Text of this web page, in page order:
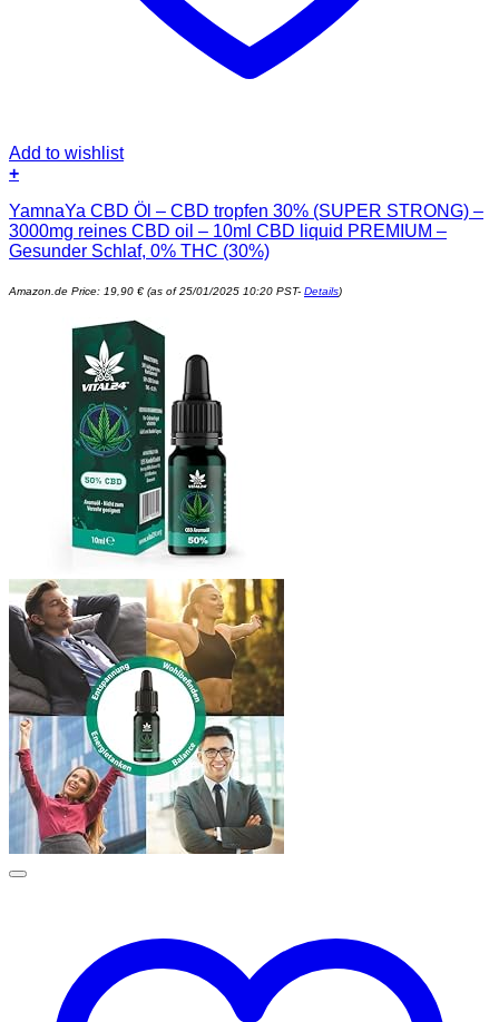
Add to wishlist
+
YamnaYa CBD Öl – CBD tropfen 30% (SUPER STRONG) –
3000mg reines CBD oil – 10ml CBD liquid PREMIUM –
Gesunder Schlaf, 0% THC (30%)
Amazon.de Price: 19,90 € (as of 25/01/2025 10:20 PST- Details)